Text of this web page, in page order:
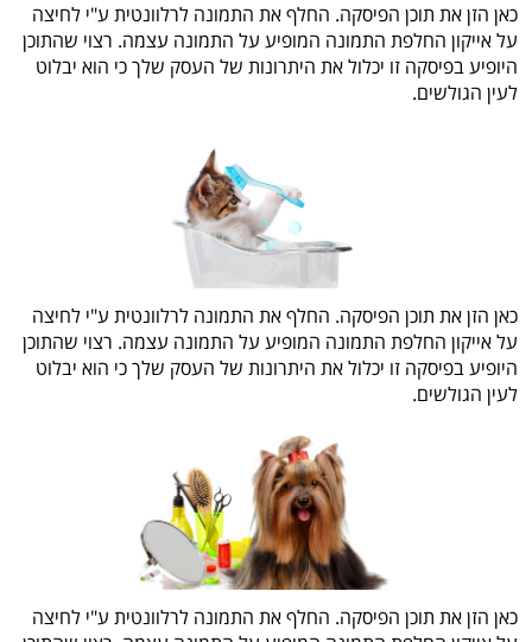
כאן הזן את תוכן הפיסקה. החלף את התמונה לרלוונטית ע"י לחיצה
על אייקון החלפת התמונה המופיע על התמונה עצמה. רצוי שהתוכן
היופיע בפיסקה זו יכלול את היתרונות של העסק שלך כי הוא יבלוט
לעין הגולשים.
כאן הזן את תוכן הפיסקה. החלף את התמונה לרלוונטית ע"י לחיצה
על אייקון החלפת התמונה המופיע על התמונה עצמה. רצוי שהתוכן
היופיע בפיסקה זו יכלול את היתרונות של העסק שלך כי הוא יבלוט
לעין הגולשים.
כאן הזן את תוכן הפיסקה. החלף את התמונה לרלוונטית ע"י לחיצה